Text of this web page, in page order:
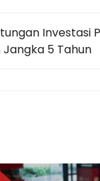
Investasi
Jangka 5 Tahun